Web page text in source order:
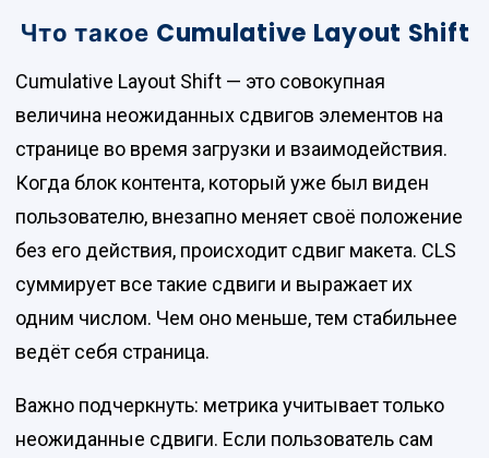
Что такое Cumulative Layout Shift
Cumulative Layout Shift — это совокупная
величина неожиданных сдвигов элементов на
странице во время загрузки и взаимодействия.
Когда блок контента, который уже был виден
пользователю, внезапно меняет своё положение
без его действия, происходит сдвиг макета. CLS
суммирует все такие сдвиги и выражает их
одним числом. Чем оно меньше, тем стабильнее
ведёт себя страница.
Важно подчеркнуть: метрика учитывает только
неожиданные сдвиги. Если пользователь сам